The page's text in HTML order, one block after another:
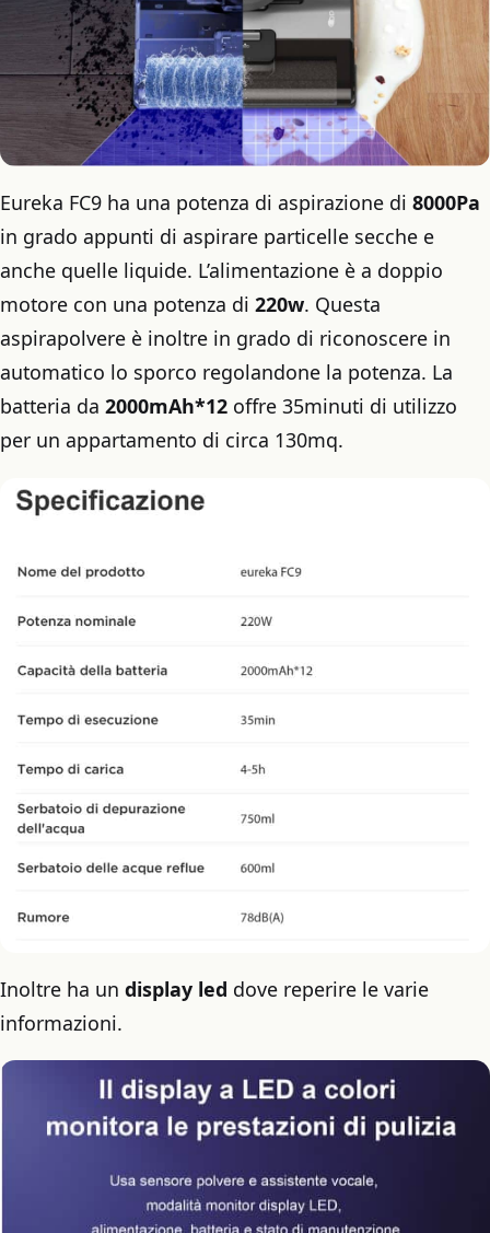
Eureka FC9 ha una potenza di aspirazione di 8000Pa
in grado appunti di aspirare particelle secche e
anche quelle liquide. L’alimentazione è a doppio
motore con una potenza di 220w. Questa
aspirapolvere è inoltre in grado di riconoscere in
automatico lo sporco regolandone la potenza. La
batteria da 2000mAh*12 offre 35minuti di utilizzo
per un appartamento di circa 130mq.
Inoltre ha un display led dove reperire le varie
informazioni.